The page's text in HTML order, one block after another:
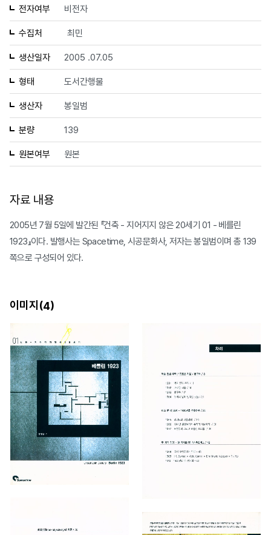
전자여부 비전자
수집처 최민
생산일자 2005 .07.05
형태 도서간행물
생산자 봉일범
분량 139
원본여부 원본
자료 내용
2005년 7월 5일에 발간된 『건축 - 지어지지 않은 20세기 01 - 베를린
1923』이다. 발행사는 Spacetime, 시공문화사, 저자는 봉일범이며 총 139
쪽으로 구성되어 있다.
이미지(4)